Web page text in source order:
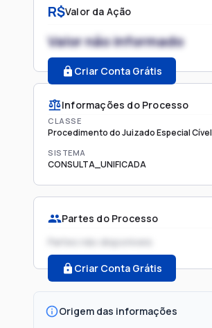
R$Valor da Ação
Valor não informado
Criar Conta Grátis
Informações do Processo
CLASSE
Procedimento do Juizado Especial Cível
SISTEMA
CONSULTA_UNIFICADA
Partes do Processo
Partes não disponíveis
Criar Conta Grátis
Origem das informações